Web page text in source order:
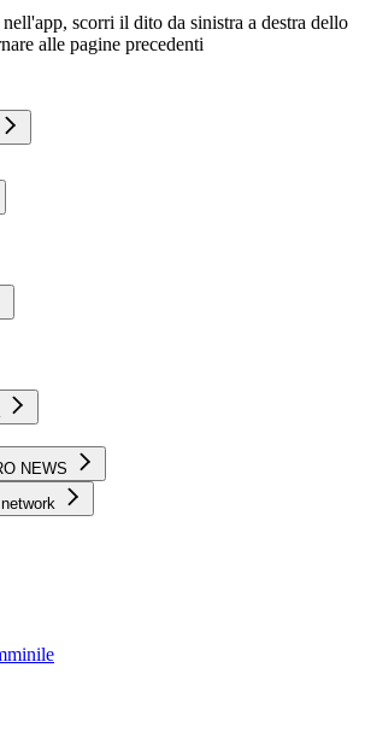
scorri il dito da sinistra a destra dello
alle pagine precedenti
NEWS